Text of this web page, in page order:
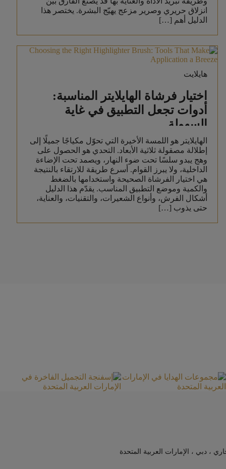
انزلاق حريري وصرير مزعج يهيّج البشرة. يختصر هذا
الدليل أهم […]
هايلايت
اختيار فرشاة الهايلايتر المناسبة:
أدوات تجعل التطبيق في غاية
السهولة
الهايلايتر هو اللمسة الأخيرة التي تحوّل مكياجًا جميلًا إلى
إطلالة مصقولة ثلاثية الأبعاد. التحدي هو الحصول على
وهج يبدو سلسًا تحت ضوء النهار، ويصمد تحت الإضاءة
الداخلية، ولا يبرز القوام. أسرع طريقة للارتقاء بالنتيجة
هي اختيار الفرشاة الصحيحة واستخدامها بالضغط
والكمية وموضع التطبيق المناسب. يقدّم هذا الدليل
أشكال الفرش، وأنواع الشعيرات، والتقنيات، والعناية،
حتى يذوب […]
، دبي ، الإمارات العربية المتحدة